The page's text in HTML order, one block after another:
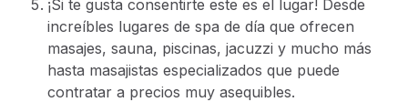
¡Si te gusta consentirte este es el lugar! Desde
increíbles lugares de spa de día que ofrecen
masajes, sauna, piscinas, jacuzzi y mucho más
hasta masajistas especializados que puede
contratar a precios muy asequibles.